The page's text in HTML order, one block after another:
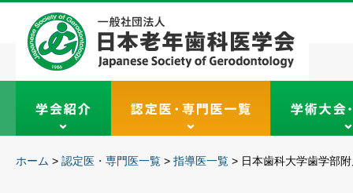
ホーム > 認定医・専門医一覧 > 指導医一覧 > 日本歯科大学歯学部